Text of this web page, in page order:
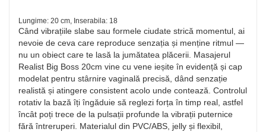
Lungime: 20 cm, Inserabila: 18
Când vibrațiile slabe sau formele ciudate strică momentul, ai
nevoie de ceva care reproduce senzația și menține ritmul —
nu un obiect care te lasă la jumătatea plăcerii. Masajerul
Realist Big Boss 20cm vine cu vene ieșite în evidență și cap
modelat pentru stârnire vaginală precisă, dând senzație
realistă și atingere consistent acolo unde contează. Controlul
rotativ la bază îți îngăduie să reglezi forța în timp real, astfel
încât poți trece de la pulsații profunde la vibrații puternice
fără întreruperi. Materialul din PVC/ABS, jelly și flexibil,